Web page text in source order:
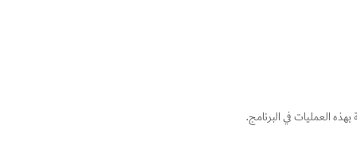
العمليات في البرنامج.